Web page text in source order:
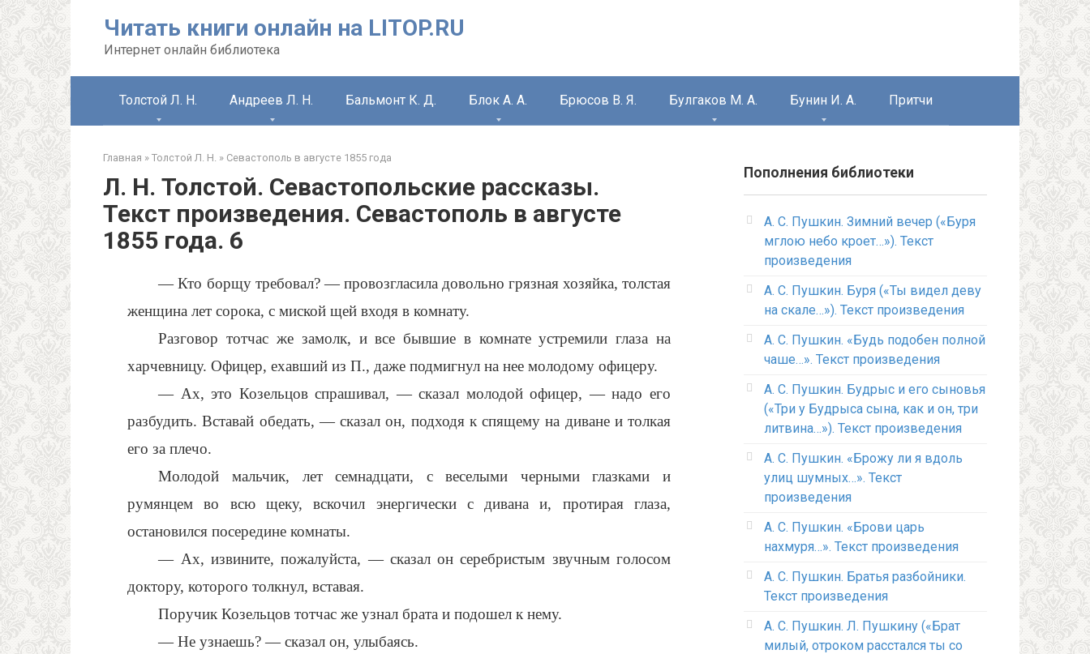
Читать книги онлайн на LITOP.RU
Интернет онлайн библиотека
Толстой Л. Н. Андреев Л. Н. Бальмонт К. Д. Блок А. А. Брюсов В. Я. Булгаков М. А. Бунин И. А. Притчи
Главная » Толстой Л. Н. » Севастополь в августе 1855 года
Л. Н. Толстой. Севастопольские рассказы.
Текст произведения. Севастополь в августе
1855 года. 6
— Кто борщу требовал? — провозгласила довольно грязная хозяйка, толстая
женщина лет сорока, с миской щей входя в комнату.
Разговор тотчас же замолк, и все бывшие в комнате устремили глаза на
харчевницу. Офицер, ехавший из П., даже подмигнул на нее молодому офицеру.
— Ах, это Козельцов спрашивал, — сказал молодой офицер, — надо его
разбудить. Вставай обедать, — сказал он, подходя к спящему на диване и толкая
его за плечо.
Молодой мальчик, лет семнадцати, с веселыми черными глазками и
румянцем во всю щеку, вскочил энергически с дивана и, протирая глаза,
остановился посередине комнаты.
— Ах, извините, пожалуйста, — сказал он серебристым звучным голосом
доктору, которого толкнул, вставая.
Поручик Козельцов тотчас же узнал брата и подошел к нему.
— Не узнаешь? — сказал он, улыбаясь.
Пополнения библиотеки
А. С. Пушкин. Зимний вечер («Буря
мглою небо кроет…»). Текст
произведения
А. С. Пушкин. Буря («Ты видел деву
на скале…»). Текст произведения
А. С. Пушкин. «Будь подобен полной
чаше…». Текст произведения
А. С. Пушкин. Будрыс и его сыновья
(«Три у Будрыса сына, как и он, три
литвина…»). Текст произведения
А. С. Пушкин. «Брожу ли я вдоль
улиц шумных…». Текст
произведения
А. С. Пушкин. «Брови царь
нахмуря…». Текст произведения
А. С. Пушкин. Братья разбойники.
Текст произведения
А. С. Пушкин. Л. Пушкину («Брат
милый, отроком расстался ты со